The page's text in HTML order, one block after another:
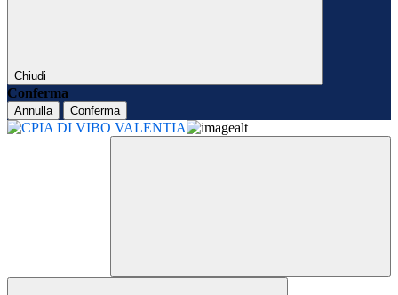
Chiudi
Conferma
Annulla Conferma